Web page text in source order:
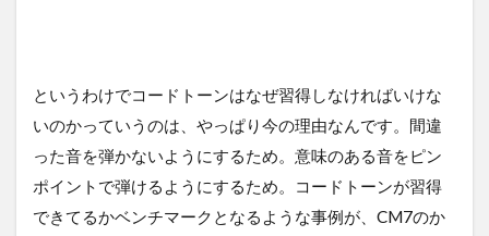
というわけでコードトーンはなぜ習得しなければいけな
いのかっていうのは、やっぱり今の理由なんです。間違
った音を弾かないようにするため。意味のある音をピン
ポイントで弾けるようにするため。コードトーンが習得
できてるかベンチマークとなるような事例が、CM7のか